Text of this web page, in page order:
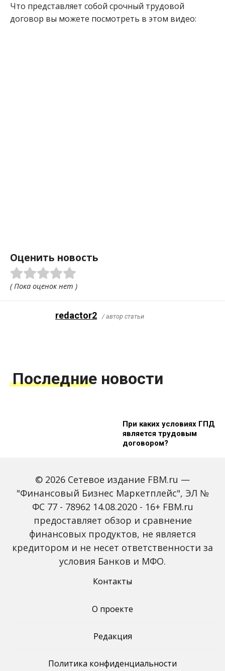
Что представляет собой срочный трудовой
договор вы можете посмотреть в этом видео:
Оценить новость
( Пока оценок нет )
redactor2 / автор статьи
Последние новости
избавляться от доллара
При каких условиях ГПД
является трудовым
договором?
Когда выгодно
заключать смешанный
Как заключить
трудовой договор на
полставки: 2 способа
© 2026 Сетевое издание FBM.ru —
"Финансовый Бизнес Маркетплейс", ЭЛ №
ФС 77 - 78962 14.08.2020 - 16+ FBM.ru
предоставляет обзор и сравнение
финансовых продуктов, не является
кредитором и не несет ответственности за
условия Банков и МФО.
Контакты
О проекте
Редакция
Политика конфиденциальности